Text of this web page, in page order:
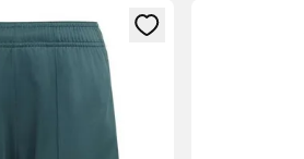
για να συνδεθείτε ή να εγγραφείτε ως
Ανοίγει ένα